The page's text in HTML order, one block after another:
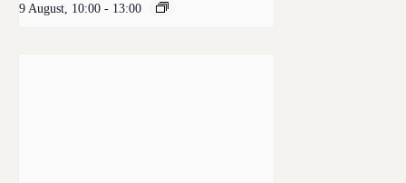
9 August, 10:00 - 13:00